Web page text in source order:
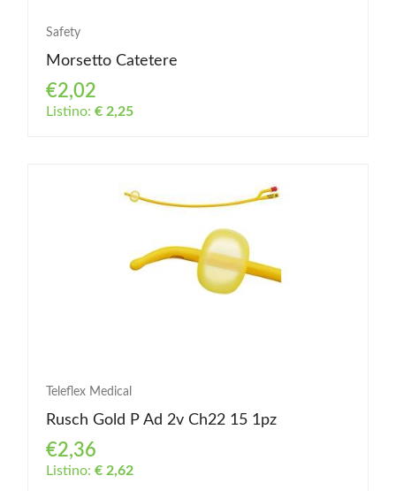
Safety
Morsetto Catetere
€2,02
Listino: € 2,25
Teleflex Medical
Rusch Gold P Ad 2v Ch22 15 1pz
€2,36
Listino: € 2,62